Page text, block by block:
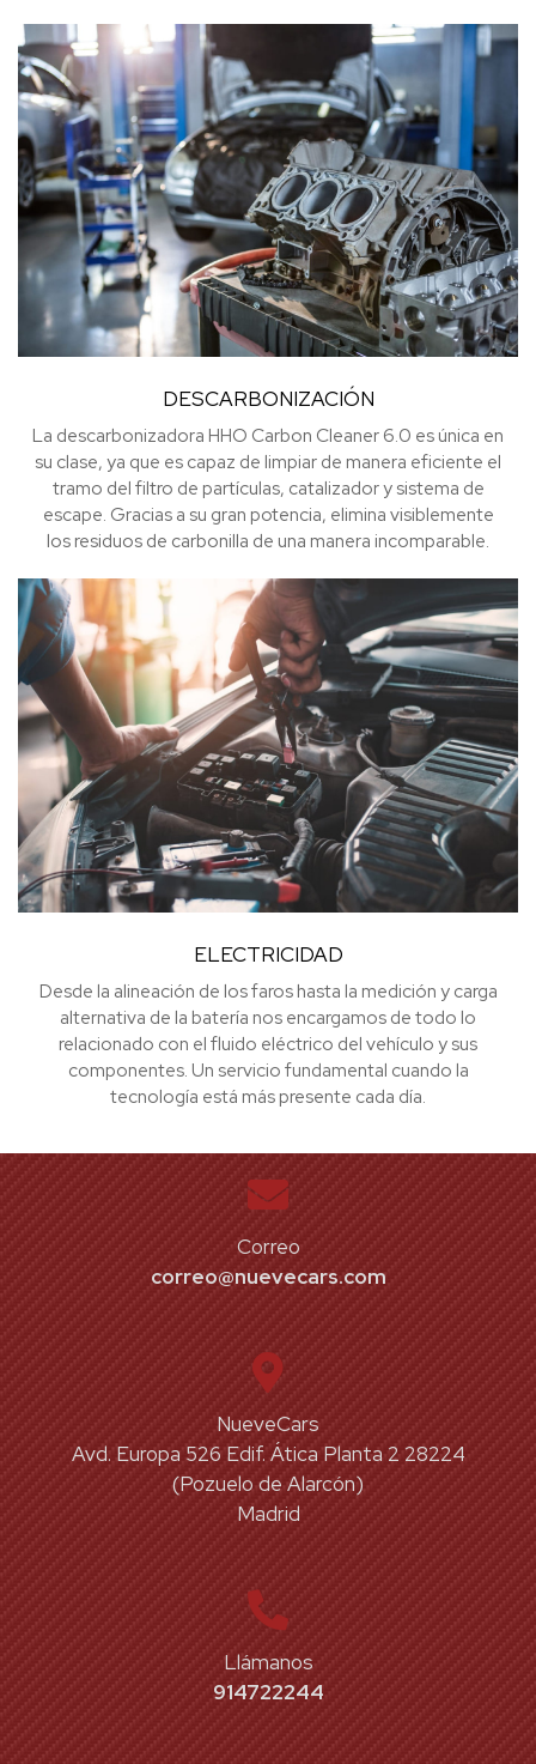
DESCARBONIZACIÓN
La descarbonizadora HHO Carbon Cleaner 6.0 es única en
su clase, ya que es capaz de limpiar de manera eficiente el
tramo del filtro de partículas, catalizador y sistema de
escape. Gracias a su gran potencia, elimina visiblemente
los residuos de carbonilla de una manera incomparable.
ELECTRICIDAD
Desde la alineación de los faros hasta la medición y carga
alternativa de la batería nos encargamos de todo lo
relacionado con el fluido eléctrico del vehículo y sus
componentes. Un servicio fundamental cuando la
tecnología está más presente cada día.
Correo
correo@nuevecars.com
NueveCars
Avd. Europa 526 Edif. Ática Planta 2 28224
(Pozuelo de Alarcón)
Madrid
Llámanos
914722244